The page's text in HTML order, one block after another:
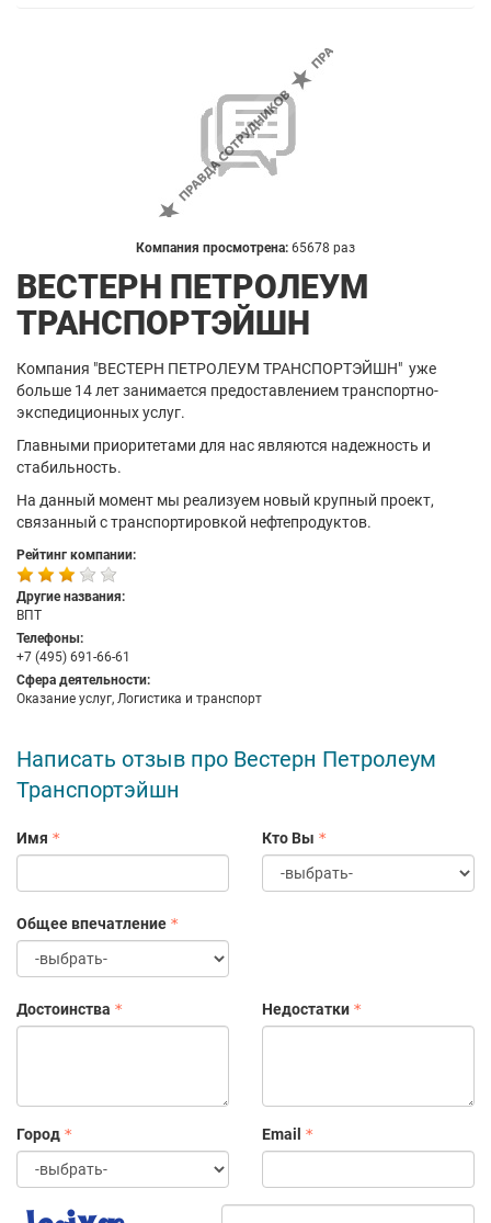
Компания просмотрена: 65678 раз
ВЕСТЕРН ПЕТРОЛЕУМ
ТРАНСПОРТЭЙШН
Компания "ВЕСТЕРН ПЕТРОЛЕУМ ТРАНСПОРТЭЙШН" уже
больше 14 лет занимается предоставлением транспортно-
экспедиционных услуг.
Главными приоритетами для нас являются надежность и
стабильность.
На данный момент мы реализуем новый крупный проект,
связанный с транспортировкой нефтепродуктов.
Рейтинг компании:
Другие названия:
ВПТ
Телефоны:
+7 (495) 691-66-61
Сфера деятельности:
Оказание услуг, Логистика и транспорт
Написать отзыв про Вестерн Петролеум
Транспортэйшн
Имя Кто Вы
Общее впечатление
Достоинства Недостатки
Город Email